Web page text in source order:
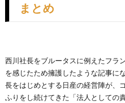
まとめ
西川社長をブルータスに例えたフラ
を感じたため擁護したような記事に
長をはじめとする日産の経営陣が、
ふりをし続けてきた「法人としての